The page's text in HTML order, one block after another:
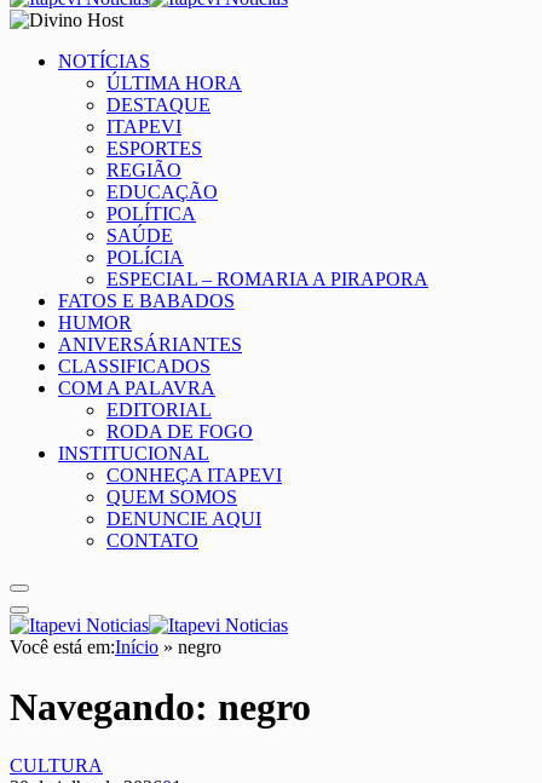
NOTÍCIAS
ÚLTIMA HORA
DESTAQUE
ITAPEVI
ESPORTES
REGIÃO
EDUCAÇÃO
POLÍTICA
SAÚDE
POLÍCIA
ESPECIAL – ROMARIA A PIRAPORA
FATOS E BABADOS
HUMOR
ANIVERSÁRIANTES
CLASSIFICADOS
COM A PALAVRA
EDITORIAL
RODA DE FOGO
INSTITUCIONAL
CONHEÇA ITAPEVI
QUEM SOMOS
DENUNCIE AQUI
CONTATO
Você está em:Início » negro
Navegando: negro
CULTURA